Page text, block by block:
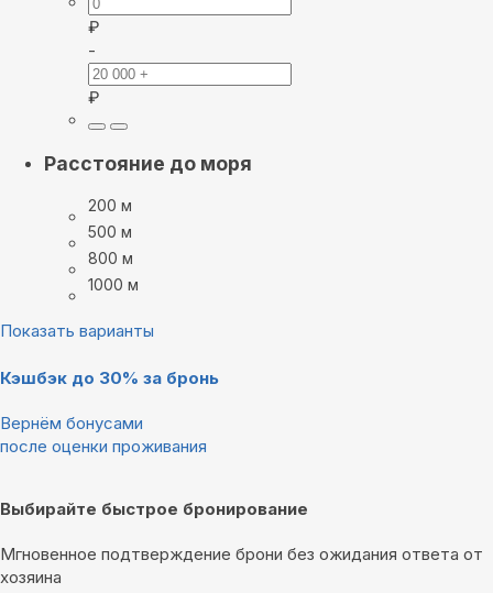
₽
-
₽
Расстояние до моря
200 м
500 м
800 м
1000 м
Показать варианты
Кэшбэк до 30% за бронь
Вернём бонусами
после оценки проживания
Выбирайте быстрое бронирование
Мгновенное подтверждение брони без ожидания ответа от
хозяина